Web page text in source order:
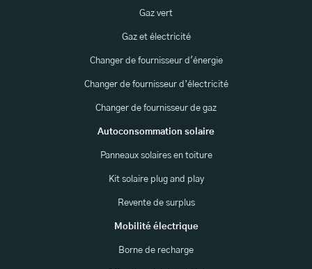
Gaz vert
Gaz et électricité
Changer de fournisseur d'énergie
Changer de fournisseur d’électricité
Changer de fournisseur de gaz
Autoconsommation solaire
Panneaux solaires en toiture
Kit solaire plug and play
Revente de surplus
Mobilité électrique
Borne de recharge